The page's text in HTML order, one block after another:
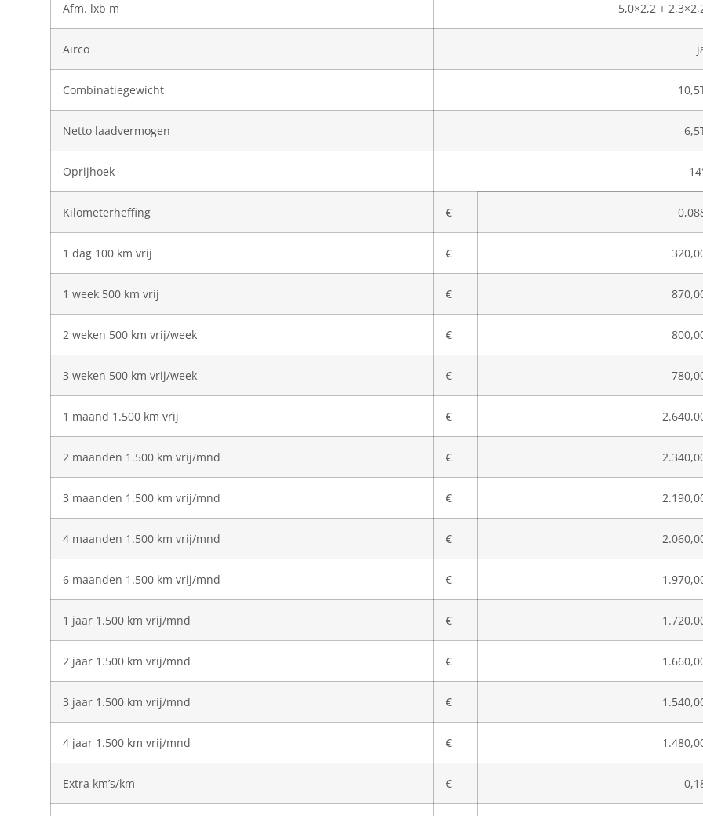
Afm. lxb m 5,0×2,2 +
Airco
Combinatiegewicht
Netto laadvermogen
Oprijhoek
Kilometerheffing €
1 dag 100 km vrij €
1 week 500 km vrij €
2 weken 500 km vrij/week €
3 weken 500 km vrij/week €
1 maand 1.500 km vrij €
2 maanden 1.500 km vrij/mnd €
3 maanden 1.500 km vrij/mnd €
4 maanden 1.500 km vrij/mnd €
6 maanden 1.500 km vrij/mnd €
1 jaar 1.500 km vrij/mnd €
2 jaar 1.500 km vrij/mnd €
3 jaar 1.500 km vrij/mnd €
4 jaar 1.500 km vrij/mnd €
Extra km’s/km €